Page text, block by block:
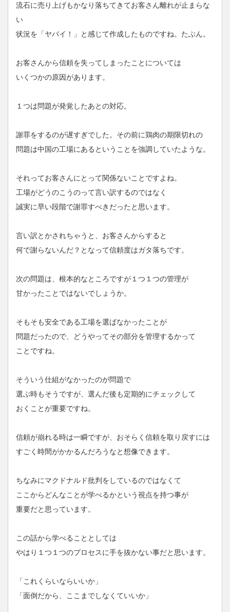
流石に売り上げもかなり落ちてきてお客さん離れが止まらな
い
状況を「ヤバイ！」と感じて作成したものですね。たぶん。
お客さんから信頼を失ってしまったことについては
いくつかの原因があります。
１つは問題が発覚したあとの対応。
謝罪をするのが遅すぎでした。その前に鶏肉の期限切れの
問題は中国の工場にあるということを強調していたような。
それってお客さんにとって関係ないことですよね。
工場がどうのこうのって言い訳するのではなく
誠実に早い段階で謝罪すべきだったと思います。
言い訳とかされちゃうと、お客さんからすると
何で謝らないんだ？となって信頼度はガタ落ちです。
次の問題は、根本的なところですが１つ１つの管理が
甘かったことではないでしょうか。
そもそも安全である工場を選ばなかったことが
問題だったので、どうやってその部分を管理するかって
ことですね。
そういう仕組がなかったのが問題で
選ぶ時もそうですが、選んだ後も定期的にチェックして
おくことが重要ですね。
信頼が崩れる時は一瞬ですが、おそらく信頼を取り戻すには
すごく時間がかかるんだろうなと想像できます。
ちなみにマクドナルド批判をしているのではなくて
ここからどんなことが学べるかという視点を持つ事が
重要だと思っています。
この話から学べることとしては
やはり１つ１つのプロセスに手を抜かない事だと思います。
「これくらいならいいか」
「面倒だから、ここまでしなくていいか」